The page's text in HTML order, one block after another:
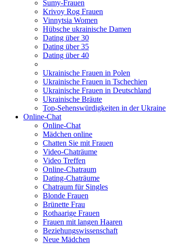
Sumy-Frauen
Krivoy Rog Frauen
Vinnytsia Women
Hübsche ukrainische Damen
Dating über 30
Dating über 35
Dating über 40
Ukrainische Frauen in Polen
Ukrainische Frauen in Tschechien
Ukrainische Frauen in Deutschland
Ukrainische Bräute
Top-Sehenswürdigkeiten in der Ukraine
Online-Chat
Online-Chat
Mädchen online
Chatten Sie mit Frauen
Video-Chaträume
Video Treffen
Online-Chatraum
Dating-Chaträume
Chatraum für Singles
Blonde Frauen
Brünette Frau
Rothaarige Frauen
Frauen mit langen Haaren
Beziehungswissenschaft
Neue Mädchen